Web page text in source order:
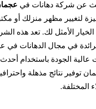
عن شركة دهانات في
لتغيير مظهر منزلك أو
الأمثل لك. تعد هذه
في مجال الدهانات في
الجودة باستخدام أحدث
توفير نتائج مذهلة
المختلفة.